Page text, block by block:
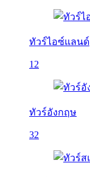
ทัวร์ไอซ์แลนด์
12
ทัวร์อังกฤษ
32